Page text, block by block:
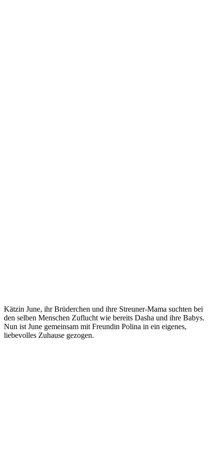
Kätzin June, ihr Brüderchen und ihre Streuner-Mama suchten bei
den selben Menschen Zuflucht wie bereits Dasha und ihre Babys.
Nun ist June gemeinsam mit Freundin Polina in ein eigenes,
liebevolles Zuhause gezogen.